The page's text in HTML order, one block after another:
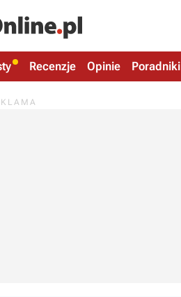
Recenzje Opinie Poradniki